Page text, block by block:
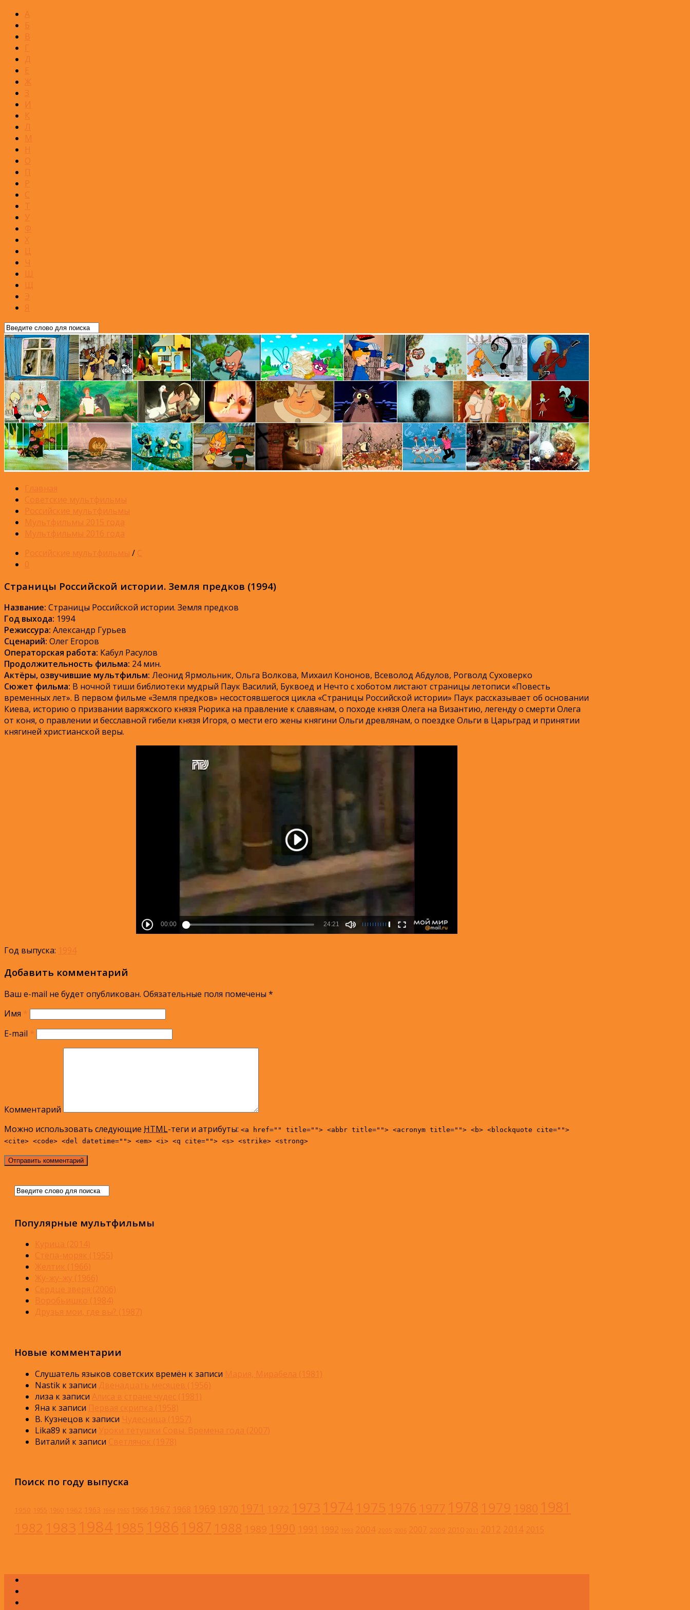
А
Б
В
Г
Д
Е
Ж
З
И
К
Л
М
Н
О
П
Р
С
Т
У
Ф
Х
Ц
Ч
Ш
Щ
Э
Я
Главная
Советские мультфильмы
Российские мультфильмы
Мультфильмы 2015 года
Мультфильмы 2016 года
Российские мультфильмы / С
0
Страницы Российской истории. Земля предков (1994)
Название: Страницы Российской истории. Земля предков
Год выхода: 1994
Режиссура: Александр Гурьев
Сценарий: Олег Егоров
Операторская работа: Кабул Расулов
Продолжительность фильма: 24 мин.
Актёры, озвучившие мультфильм: Леонид Ярмольник, Ольга Волкова, Михаил Кононов, Всеволод Абдулов, Рогволд Суховерко
Сюжет фильма: В ночной тиши библиотеки мудрый Паук Василий, Буквоед и Нечто с хоботом листают страницы летописи «Повесть
временных лет». В первом фильме «Земля предков» несостоявшегося цикла «Страницы Российской истории» Паук рассказывает об основании
Киева, историю о призвании варяжского князя Рюрика на правление к славянам, о походе князя Олега на Византию, легенду о смерти Олега
от коня, о правлении и бесславной гибели князя Игоря, о мести его жены княгини Ольги древлянам, о поездке Ольги в Царьград и принятии
княгиней христианской веры.
Год выпуска: 1994
Добавить комментарий
Ваш e-mail не будет опубликован. Обязательные поля помечены *
Имя *
E-mail *
Комментарий
Можно использовать следующие HTML-теги и атрибуты: <a href="" title=""> <abbr title=""> <acronym title=""> <b> <blockquote cite="">
<cite> <code> <del datetime=""> <em> <i> <q cite=""> <s> <strike> <strong>
Популярные мультфильмы
Курица (2014)
Стёпа-моряк (1955)
Желтик (1966)
Жу-жу-жу (1966)
Сердце зверя (2006)
Воробьишко (1984)
Друзья мои, где вы? (1987)
Новые комментарии
Слушатель языков советских времён к записи Мария, Мирабела (1981)
Nastik к записи Двенадцать месяцев (1956)
лиза к записи Алиса в стране чудес (1981)
Яна к записи Первая скрипка (1958)
В. Кузнецов к записи Чудесница (1957)
Lika89 к записи Уроки тётушки Совы. Времена года (2007)
Виталий к записи Светлячок (1978)
Поиск по году выпуска
1950 1955 1960 1962 1963 1964 1965 1966 1967 1968 1969 1970 1971 1972 1973 1974 1975 1976 1977 1978 1979 1980 1981
1982 1983 1984 1985 1986 1987 1988 1989 1990 1991 1992 1993 2004 2005 2006 2007 2009 2010 2011 2012 2014 2015